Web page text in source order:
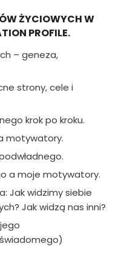
ŻYCIOWYCH W
PROFILE.
– geneza,
strony, cele i
krok po kroku.
motywatory.
a moje motywatory.
Jak widzimy siebie
Jak widzą nas inni?